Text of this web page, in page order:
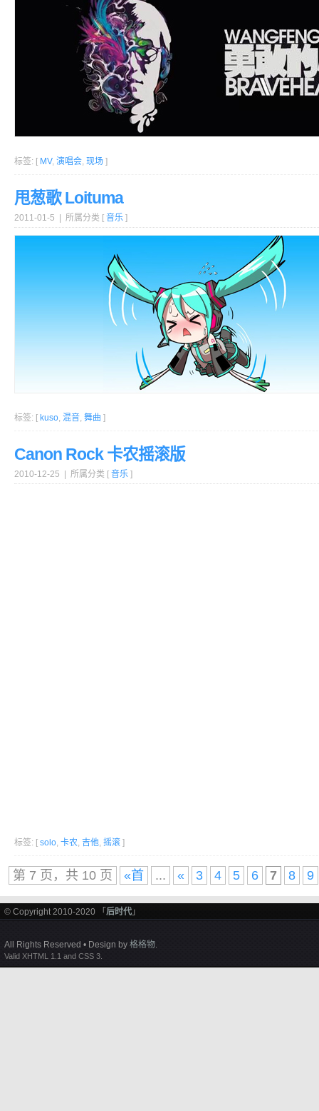
标签: [ MV, 演唱会, 现场 ]
甩葱歌 Loituma
2011-01-5 | 所属分类 [ 音乐 ]
标签: [ kuso, 混音, 舞曲 ]
Canon Rock 卡农摇滚版
2010-12-25 | 所属分类 [ 音乐 ]
标签: [ solo, 卡农, 吉他, 摇滚 ]
第 7 页，共 10 页 «首 ... « 3 4 5 6 7 8 9
© Copyright 2010-2020 「 后时代 」
All Rights Reserved • Design by 格格物.
Valid XHTML 1.1 and CSS 3.